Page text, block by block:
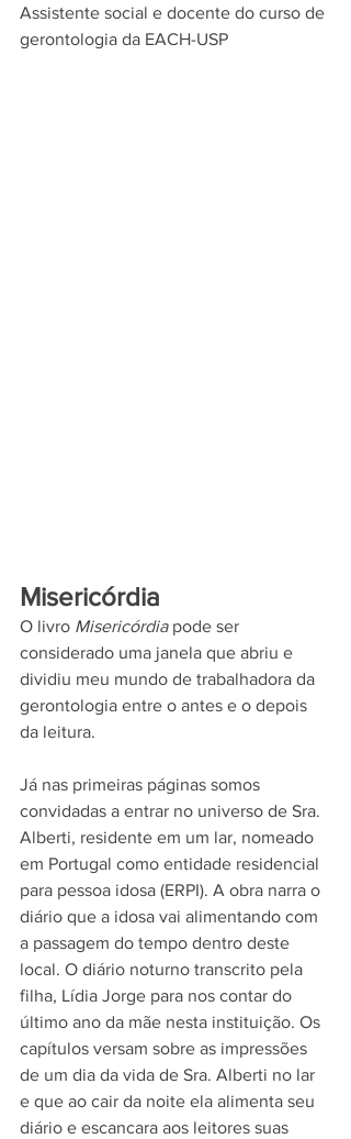
Assistente social e docente do curso de
gerontologia da EACH-USP
Misericórdia
O livro Misericórdia pode ser
considerado uma janela que abriu e
dividiu meu mundo de trabalhadora da
gerontologia entre o antes e o depois
da leitura.
Já nas primeiras páginas somos
convidadas a entrar no universo de Sra.
Alberti, residente em um lar, nomeado
em Portugal como entidade residencial
para pessoa idosa (ERPI). A obra narra o
diário que a idosa vai alimentando com
a passagem do tempo dentro deste
local. O diário noturno transcrito pela
filha, Lídia Jorge para nos contar do
último ano da mãe nesta instituição. Os
capítulos versam sobre as impressões
de um dia da vida de Sra. Alberti no lar
e que ao cair da noite ela alimenta seu
diário e escancara aos leitores suas